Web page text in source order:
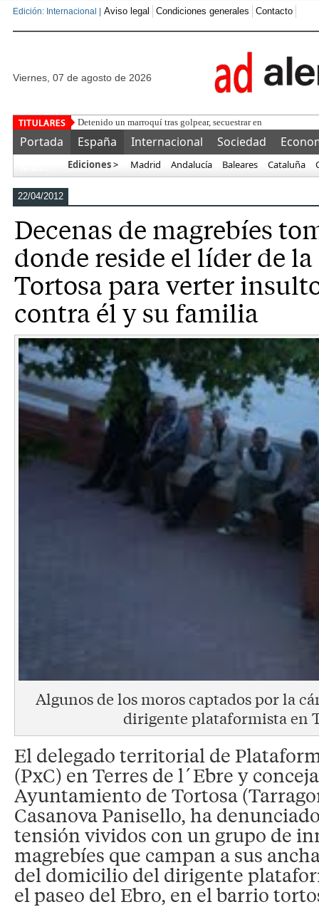
Edición: Internacional | Aviso legal Condiciones generales Contacto
viernes, 07 de agosto de 2026
Detenido un marroquí tras golpear, secuestrar en un coche y
Portada España Internacional Sociedad
Ediciones > Madrid Andalucía Baleares Cataluña
22/04/2012
Decenas de magrebíes
donde reside el líder de la
Tortosa para verter
contra él y su familia
Algunos de los moros captados por la
dirigente plataformista en
El delegado territorial de
(PxC) en Terres de l´Ebre y
Ayuntamiento de Tortosa
Casanova Panisello, ha
tensión vividos con un grupo de
magrebíes que campan a sus
del domicilio del dirigente
el paseo del Ebro, en el barrio